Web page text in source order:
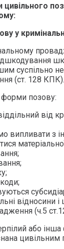
цивільного
у
суспільно
(ст. 128 КПК).
позову:
від
випливати з
відносини
(ч.5
або